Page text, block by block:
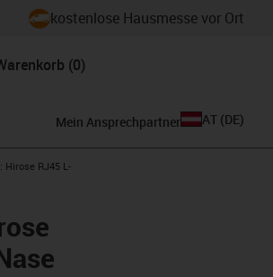
kostenlose Hausmesse vor Ort
(0)
Mein Ansprechpartner AT (DE)
Hirose RJ45 L-